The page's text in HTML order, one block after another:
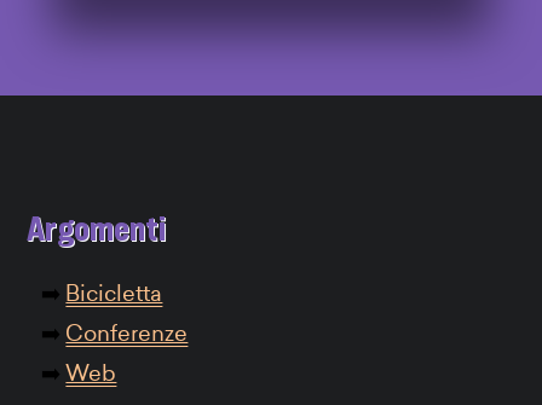
Argomenti
Bicicletta
Conferenze
Web